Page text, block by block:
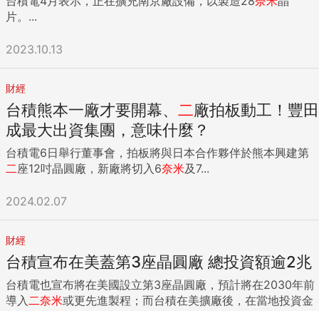
片。...
2023.10.13
財經
台積熊本一廠才要開幕、 二廠拍板動工！豐田
成最大出資集團，意味什麼？
台積電6日舉行董事會，拍板將與日本合作夥伴於熊本興建第
二 座12吋晶圓廠，新廠將切入6奈米及7...
2024.02.07
財經
台積宣布在美蓋第3座晶圓廠 總投資額逾2兆
台積電也宣布將在美國設立第3座晶圓廠，預計將在2030年前
導入 二奈米或更先進製程；而台積在美擴廠後，在當地投資金